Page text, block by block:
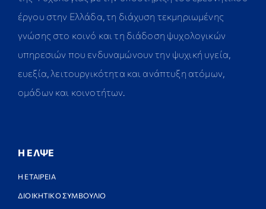
έργου στην Ελλάδα, τη διάχυση τεκμηριωμένης
γνώσης στο κοινό και τη διάδοση ψυχολογικών
υπηρεσιών που ενδυναμώνουν την ψυχική υγεία,
ευεξία, λειτουργικότητα και ανάπτυξη ατόμων,
ομάδων και κοινοτήτων.
Η ΕΛΨΕ
Η ΕΤΑΙΡΕΙΑ
ΔΙΟΙΚΗΤΙΚΟ ΣΥΜΒΟΥΛΙΟ